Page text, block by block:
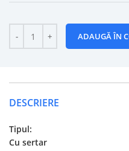
ADAUGĂ ÎN
DESCRIERE
Tipul:
Cu sertar